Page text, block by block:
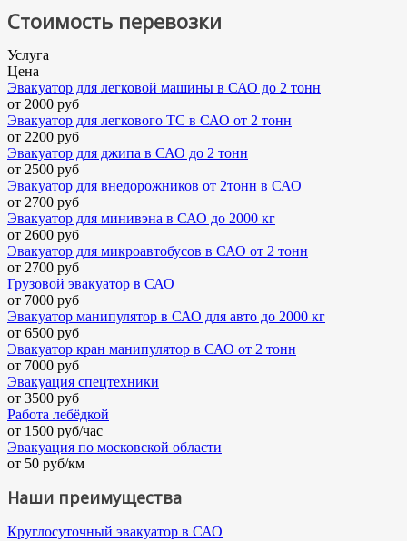
Стоимость перевозки
Услуга
Цена
Эвакуатор для легковой машины в САО до 2 тонн
от 2000 руб
Эвакуатор для легкового ТС в САО от 2 тонн
от 2200 руб
Эвакуатор для джипа в САО до 2 тонн
от 2500 руб
Эвакуатор для внедорожников от 2тонн в САО
от 2700 руб
Эвакуатор для минивэна в САО до 2000 кг
от 2600 руб
Эвакуатор для микроавтобусов в САО от 2 тонн
от 2700 руб
Грузовой эвакуатор в САО
от 7000 руб
Эвакуатор манипулятор в САО для авто до 2000 кг
от 6500 руб
Эвакуатор кран манипулятор в САО от 2 тонн
от 7000 руб
Эвакуация спецтехники
от 3500 руб
Работа лебёдкой
от 1500 руб/час
Эвакуация по московской области
от 50 руб/км
Наши преимущества
Круглосуточный эвакуатор в САО